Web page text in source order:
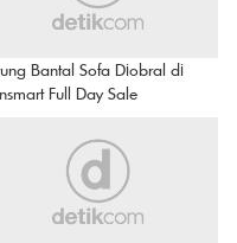
Bantal Sofa Diobral di
Full Day Sale